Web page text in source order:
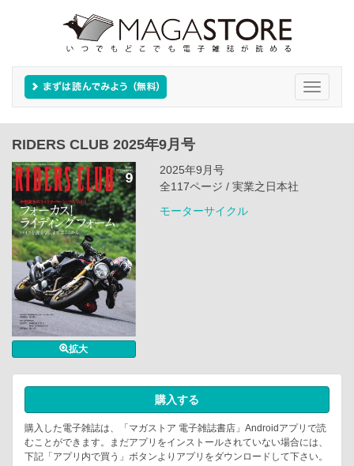
Toggle
RIDERS CLUB 2025年9月号
拡大
2025年9月号
全117ページ / 実業之日本社
モーターサイクル
購入する
購入した電子雑誌は、「マガストア 電子雑誌書店」Androidアプリで読
むことができます。まだアプリをインストールされていない場合には、
下記「アプリ内で買う」ボタンよりアプリをダウンロードして下さい。